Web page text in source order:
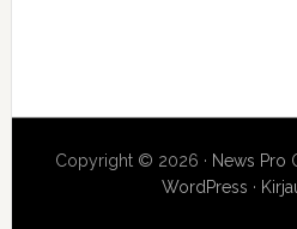
Copyright © 2026 · News Pro
WordPress ·